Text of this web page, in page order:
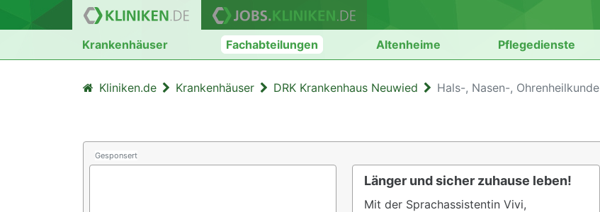
Krankenhäuser Fachabteilungen Altenheime Pflegedienste
Kliniken.de Krankenhäuser DRK Krankenhaus Neuwied Hals-, Nasen-, Ohrenheilkunde
Gesponsert
Länger und sicher zuhause leben!
Mit der Sprachassistentin Vivi,